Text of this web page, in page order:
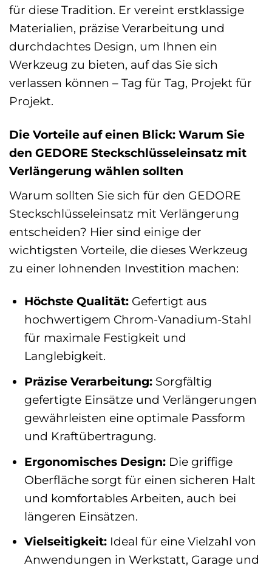
für diese Tradition. Er vereint erstklassige
Materialien, präzise Verarbeitung und
durchdachtes Design, um Ihnen ein
Werkzeug zu bieten, auf das Sie sich
verlassen können – Tag für Tag, Projekt für
Projekt.
Die Vorteile auf einen Blick: Warum Sie
den GEDORE Steckschlüsseleinsatz mit
Verlängerung wählen sollten
Warum sollten Sie sich für den GEDORE
Steckschlüsseleinsatz mit Verlängerung
entscheiden? Hier sind einige der
wichtigsten Vorteile, die dieses Werkzeug
zu einer lohnenden Investition machen:
Höchste Qualität:Gefertigt aus
hochwertigem Chrom-Vanadium-Stahl
für maximale Festigkeit und
Langlebigkeit.
Präzise Verarbeitung:Sorgfältig
gefertigte Einsätze und Verlängerungen
gewährleisten eine optimale Passform
und Kraftübertragung.
Ergonomisches Design:Die griffige
Oberfläche sorgt für einen sicheren Halt
und komfortables Arbeiten, auch bei
längeren Einsätzen.
Vielseitigkeit:Ideal für eine Vielzahl von
Anwendungen in Werkstatt, Garage und